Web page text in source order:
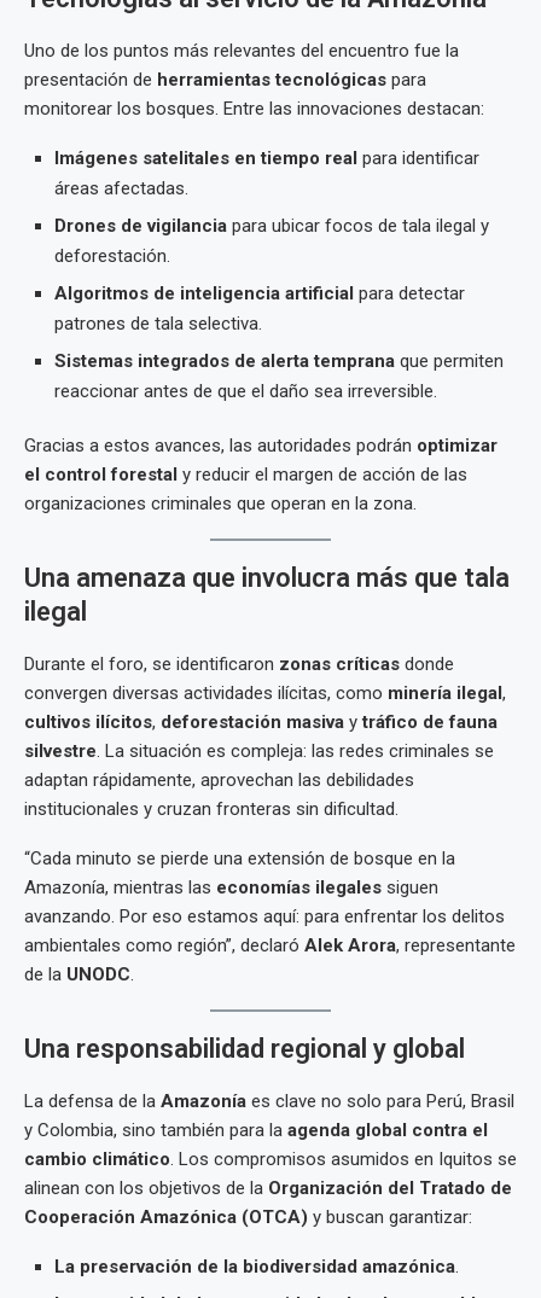
Uno de los puntos más relevantes del encuentro fue la
presentación de herramientas tecnológicas para
monitorear los bosques. Entre las innovaciones destacan:
Imágenes satelitales en tiempo real para identificar
áreas afectadas.
Drones de vigilancia para ubicar focos de tala ilegal y
deforestación.
Algoritmos de inteligencia artificial para detectar
patrones de tala selectiva.
Sistemas integrados de alerta temprana que permiten
reaccionar antes de que el daño sea irreversible.
Gracias a estos avances, las autoridades podrán optimizar
el control forestal y reducir el margen de acción de las
organizaciones criminales que operan en la zona.
Una amenaza que involucra más que tala
ilegal
Durante el foro, se identificaron zonas críticas donde
convergen diversas actividades ilícitas, como minería ilegal ,
cultivos ilícitos, deforestación masiva ytráfico de fauna
silvestre. La situación es compleja: las redes criminales se
adaptan rápidamente, aprovechan las debilidades
institucionales y cruzan fronteras sin dificultad.
“Cada minuto se pierde una extensión de bosque en la
Amazonía, mientras las economías ilegales siguen
avanzando. Por eso estamos aquí: para enfrentar los delitos
ambientales como región”, declaró Alek Arora, representante
de la UNODC.
Una responsabilidad regional y global
La defensa de la Amazonía es clave no solo para Perú, Brasil
y Colombia, sino también para la agenda global contra el
cambio climático. Los compromisos asumidos en Iquitos se
alinean con los objetivos de la Organización del Tratado de
Cooperación Amazónica (OTCA) y buscan garantizar:
La preservación de la biodiversidad amazónica.